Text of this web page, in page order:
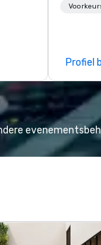
love;
Profiel